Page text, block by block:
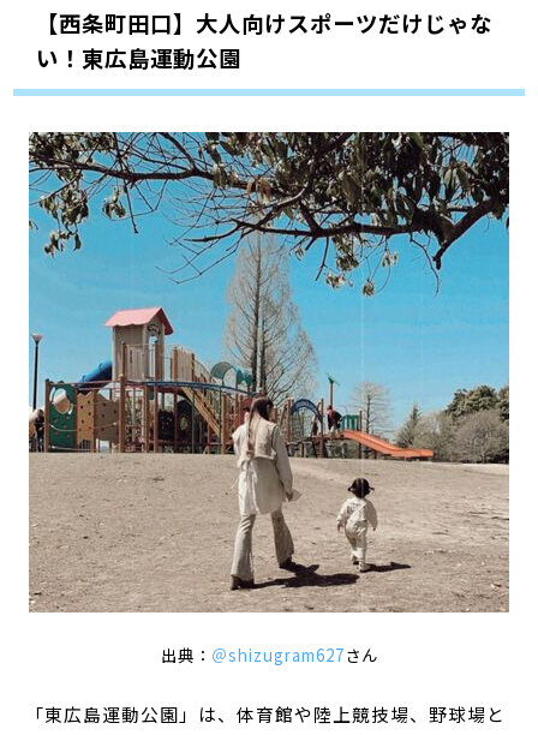
【西条町田口】大人向けスポーツだけじゃな
い！東広島運動公園
出典： ＠shizugram627さん
「東広島運動公園」は、体育館や陸上競技場、野球場と